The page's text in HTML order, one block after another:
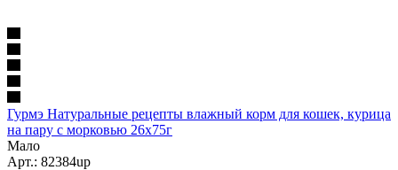
Гурмэ Натуральные рецепты влажный корм для кошек, курица
на пару с морковью 26х75г
Мало
Арт.: 82384up